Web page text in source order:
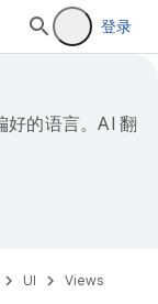
登录
好的语言。AI 翻
UI
Views